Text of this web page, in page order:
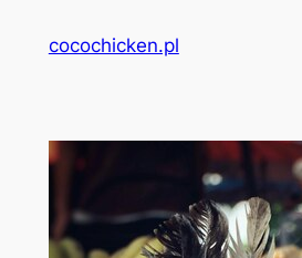
cocochicken.pl